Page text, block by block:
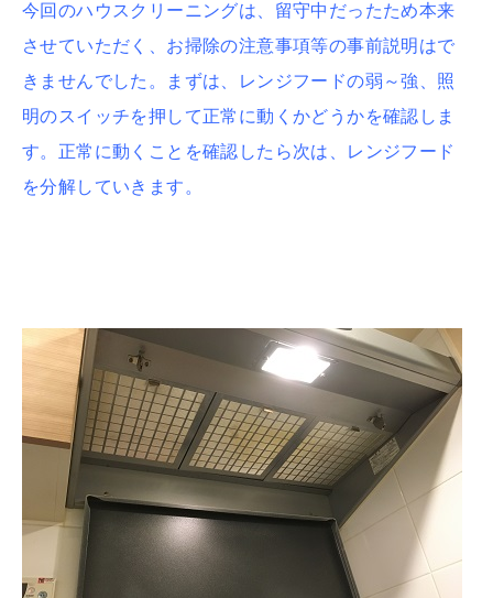
今回のハウスクリーニングは、留守中だったため本来
させていただく、お掃除の注意事項等の事前説明はで
きませんでした。まずは、レンジフードの弱～強、照
明のスイッチを押して正常に動くかどうかを確認しま
す。正常に動くことを確認したら次は、レンジフード
を分解していきます。